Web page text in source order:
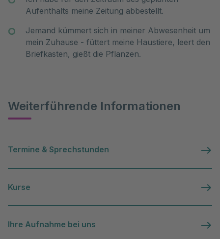
Aufenthalts meine Zeitung abbestellt.
Jemand kümmert sich in meiner Abwesenheit um
mein Zuhause - füttert meine Haustiere, leert den
Briefkasten, gießt die Pflanzen.
Weiterführende Informationen
Termine & Sprechstunden
Kurse
Ihre Aufnahme bei uns